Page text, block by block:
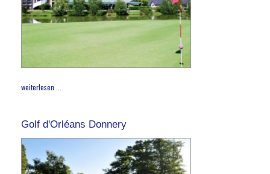
weiterlesen ...
Golf d'Orléans Donnery